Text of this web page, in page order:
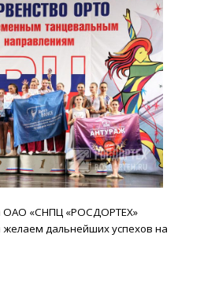
ОАО «СНПЦ «РОСДОРТЕХ»
дальнейших успехов на